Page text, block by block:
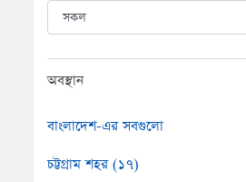
অবস্থান
বাংলাদেশ-এর সবগুলো
চট্টগ্রাম শহর (১৭)